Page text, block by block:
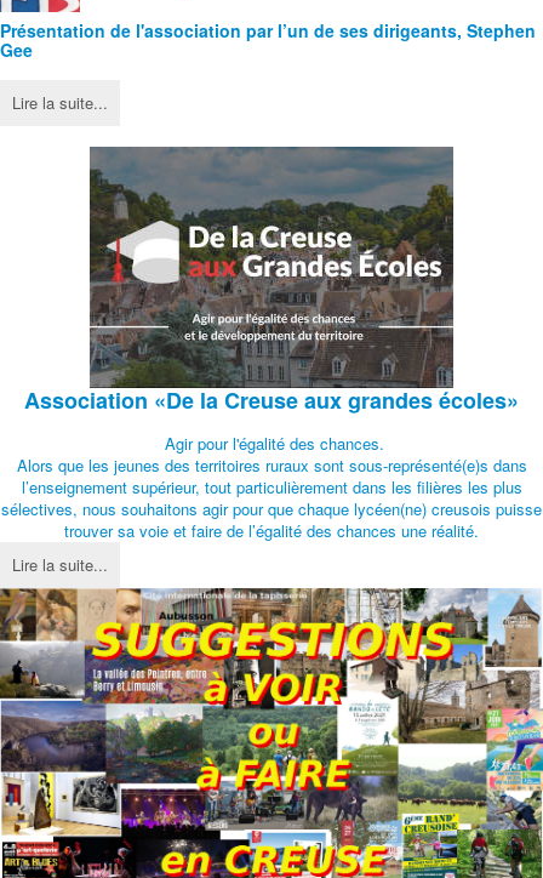
Présentation de l'association par l’un de ses dirigeants, Stephen
Gee
Lire la suite...
Association «De la Creuse aux grandes écoles»
Agir pour l'égalité des chances.
Alors que les jeunes des territoires ruraux sont sous-représenté(e)s dans
l’enseignement supérieur, tout particulièrement dans les filières les plus
sélectives, nous souhaitons agir pour que chaque lycéen(ne) creusois puisse
trouver sa voie et faire de l’égalité des chances une réalité.
Lire la suite...